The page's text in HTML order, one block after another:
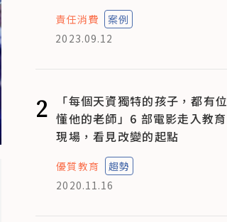
責任消費
案例
2023.09.12
2
「每個天資獨特的孩子，都有位
懂他的老師」6 部電影走入教育
現場，看見改變的起點
優質教育
趨勢
2020.11.16